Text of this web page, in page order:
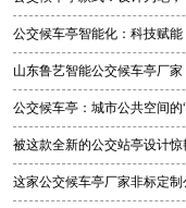
公交候车亭智能化：科技赋
山东鲁艺智能公交候车亭厂
程
公交候车亭：城市公共空间的
被这款全新的公交站亭设计
产厂家生
这家公交候车亭厂家非标定